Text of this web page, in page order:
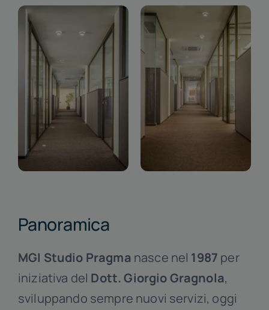
Panoramica
MGI Studio Pragma nasce nel 1987 per
iniziativa del Dott. Giorgio Gragnola,
sviluppando sempre nuovi servizi, oggi